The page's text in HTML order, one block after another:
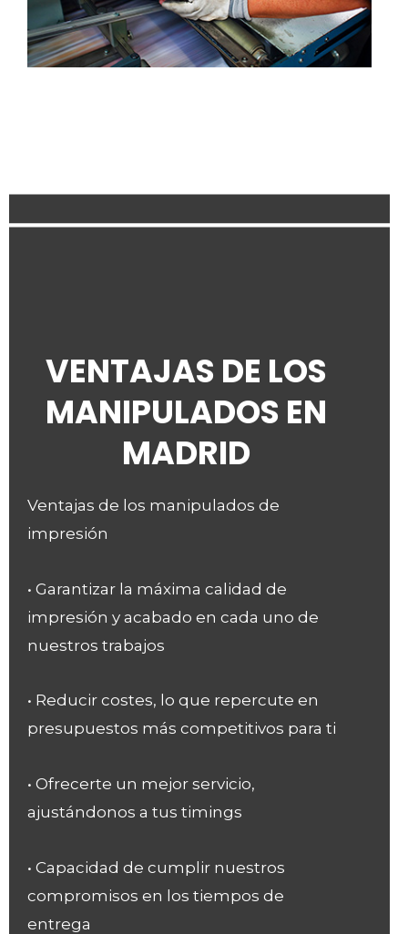
VENTAJAS DE LOS
MANIPULADOS EN
MADRID
Ventajas de los manipulados de
impresión
• Garantizar la máxima calidad de
impresión y acabado en cada uno de
nuestros trabajos
• Reducir costes, lo que repercute en
presupuestos más competitivos para ti
• Ofrecerte un mejor servicio,
ajustándonos a tus timings
• Capacidad de cumplir nuestros
compromisos en los tiempos de
entrega